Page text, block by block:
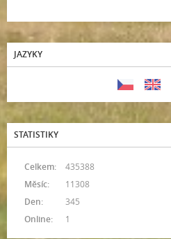
JAZYKY
STATISTIKY
Online: 1
Celkem:
435388
Měsíc:
11308
Den:
345